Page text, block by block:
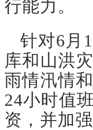
行能力。
针对6月
库和山洪
雨情汛情
24小时值
资，并加